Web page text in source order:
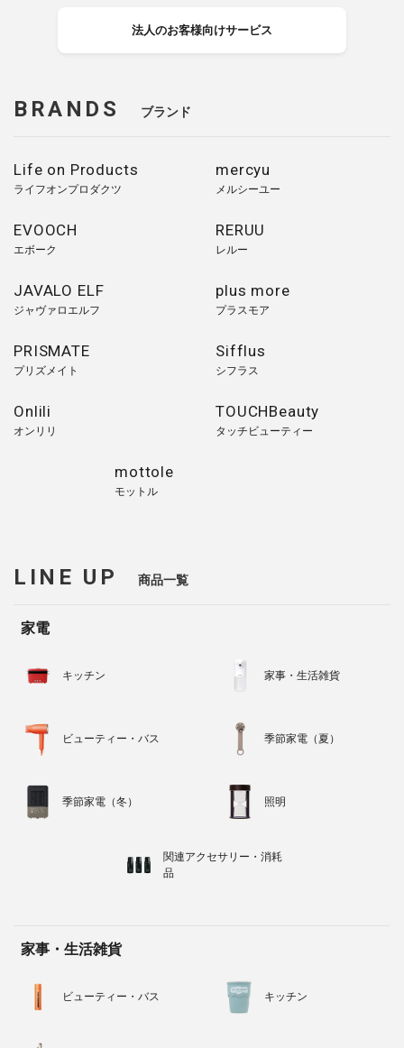
法人のお客様向けサービス
BRANDS ブランド
Life on Products
ライフオンプロダクツ
mercyu
メルシーユー
EVOOCH
エボーク
RERUU
レルー
JAVALO ELF
ジャヴァロエルフ
plus more
プラスモア
PRISMATE
プリズメイト
Sifflus
シフラス
Onlili
オンリリ
TOUCHBeauty
タッチビューティー
mottole
モットル
LINE UP 商品一覧
家電
キッチン 家事・生活雑貨
ビューティー・バス 季節家電（夏）
季節家電（冬） 照明
関連アクセサリー・消耗
品
家事・生活雑貨
ビューティー・バス キッチン